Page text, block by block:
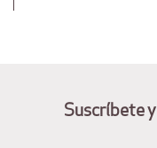
Suscríbete